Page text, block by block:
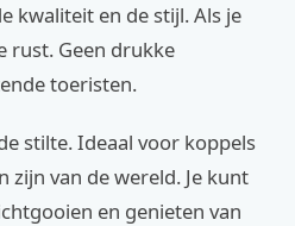
kwaliteit en de stijl. Als je
rust. Geen drukke
toeristen.
stilte. Ideaal voor koppels
zijn van de wereld. Je kunt
en genieten van